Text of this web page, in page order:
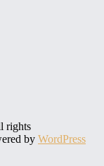
rights
by WordPress